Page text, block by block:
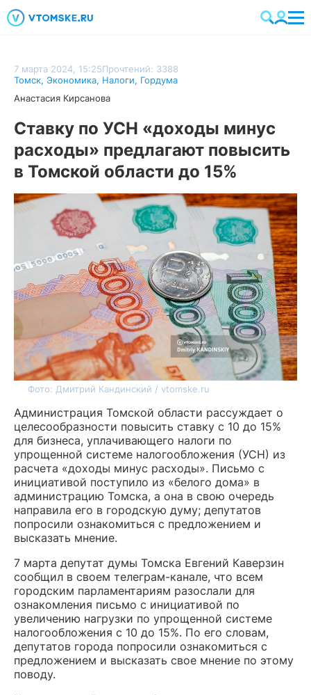
7 марта 2024, 15:25Прочтений: 3388
Томск, Экономика, Налоги, Гордума
Анастасия Кирсанова
Ставку по УСН «доходы минус
расходы» предлагают повысить
в Томской области до 15%
Фото: Дмитрий Кандинский / vtomske.ru
Администрация Томской области рассуждает о
целесообразности повысить ставку с 10 до 15%
для бизнеса, уплачивающего налоги по
упрощенной системе налогообложения (УСН) из
расчета «доходы минус расходы». Письмо с
инициативой поступило из «белого дома» в
администрацию Томска, а она в свою очередь
направила его в городскую думу; депутатов
попросили ознакомиться с предложением и
высказать мнение.
7 марта депутат думы Томска Евгений Каверзин
сообщил в своем телеграм-канале, что всем
городским парламентариям разослали для
ознакомления письмо с инициативой по
увеличению нагрузки по упрощенной системе
налогообложения с 10 до 15%. По его словам,
депутатов города попросили ознакомиться с
предложением и высказать свое мнение по этому
поводу.